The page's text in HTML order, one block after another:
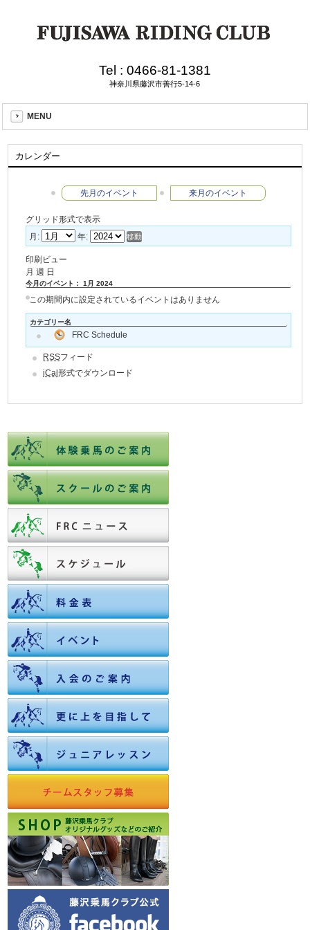
Tel : 0466-81-1381
神奈川県藤沢市善行5-14-6
MENU
カレンダー
先月のイベント 来月のイベント
グリッド形式で表示
月:
年:
印刷ビュー
月週 日
今月のイベント： 1月 2024
この期間内に設定されているイベントはありません
カテゴリー名
FRC Schedule
RSSフィード
iCal形式でダウンロード